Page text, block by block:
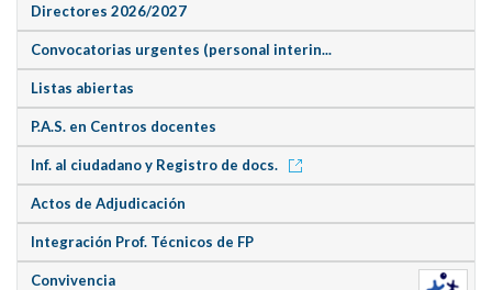
Directores 2026/2027
Convocatorias urgentes (personal interin...
Listas abiertas
P.A.S. en Centros docentes
Inf. al ciudadano y Registro de docs.
Actos de Adjudicación
Integración Prof. Técnicos de FP
Convivencia